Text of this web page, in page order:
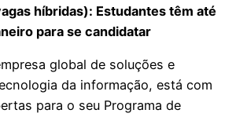
híbridas): Estudantes têm até
para se candidatar
global de soluções e
da informação, está com
para o seu Programa de